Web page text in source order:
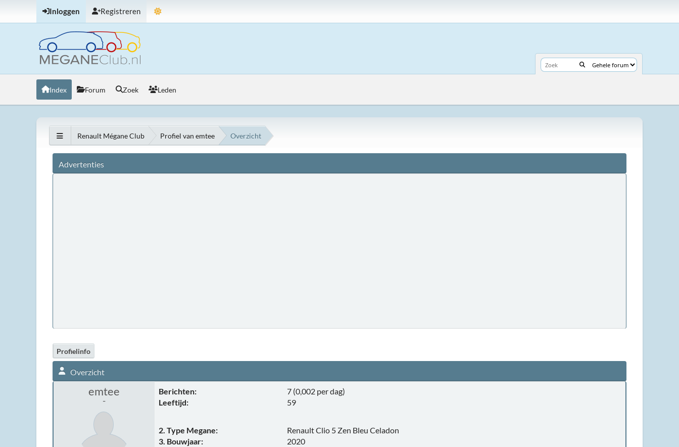
Inloggen Registreren
Index Forum Zoek Leden
Renault Mégane Club Profiel van emtee Overzicht
Advertenties
Profielinfo
Overzicht
emtee
-
Berichten:
7 (0,002 per dag)
Leeftijd:
59
2. Type Megane:
Renault Clio 5 Zen Bleu Celadon
3. Bouwjaar:
2020